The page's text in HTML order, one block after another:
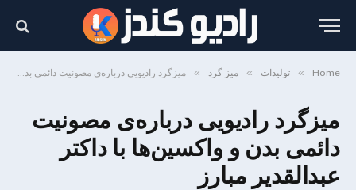
Home
» تولیدات » میز گرد » میزگرد رادیویی درباره‌ی مصونیت دائمی بدن و واکسین‌ها با داکتر عبدالقدیر مبارز
میزگرد رادیویی درباره‌ی مصونیت
دائمی بدن و واکسین‌ها با داکتر
عبدالقدیر مبارز